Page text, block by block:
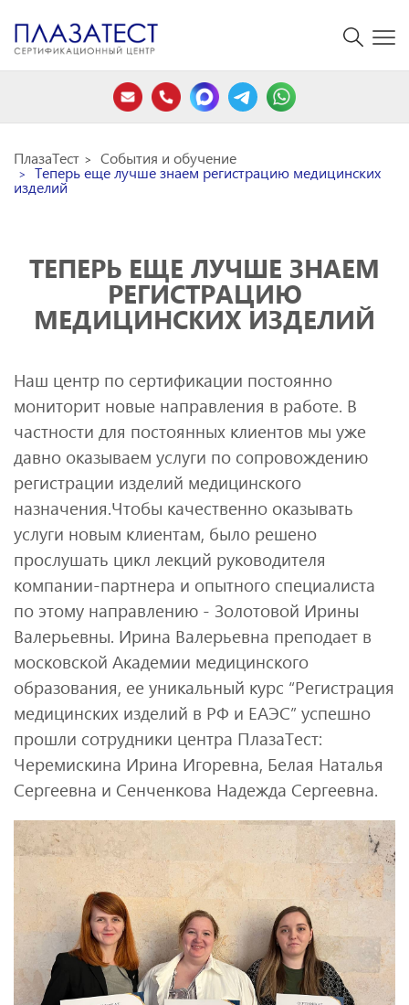
ПлазаТест События и обучение
Теперь еще лучше знаем регистрацию медицинских
изделий
ТЕПЕРЬ ЕЩЕ ЛУЧШЕ ЗНАЕМ
РЕГИСТРАЦИЮ
МЕДИЦИНСКИХ ИЗДЕЛИЙ
Наш центр по сертификации постоянно
мониторит новые направления в работе. В
частности для постоянных клиентов мы уже
давно оказываем услуги по сопровождению
регистрации изделий медицинского
назначения.Чтобы качественно оказывать
услуги новым клиентам, было решено
прослушать цикл лекций руководителя
компании-партнера и опытного специалиста
по этому направлению - Золотовой Ирины
Валерьевны. Ирина Валерьевна преподает в
московской Академии медицинского
образования, ее уникальный курс “Регистрация
медицинских изделий в РФ и ЕАЭС” успешно
прошли сотрудники центра ПлазаТест:
Черемискина Ирина Игоревна, Белая Наталья
Сергеевна и Сенченкова Надежда Сергеевна.